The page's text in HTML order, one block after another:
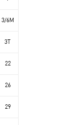
3/6M
3T
22
26
29